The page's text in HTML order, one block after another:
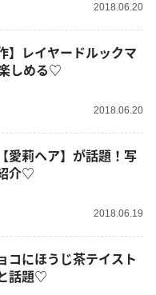
2018.06.20
】レイヤードルックマ
しめる♡
2018.06.20
愛莉ヘア】が話題！写
介♡
2018.06.19
コにほうじ茶テイスト
話題♡